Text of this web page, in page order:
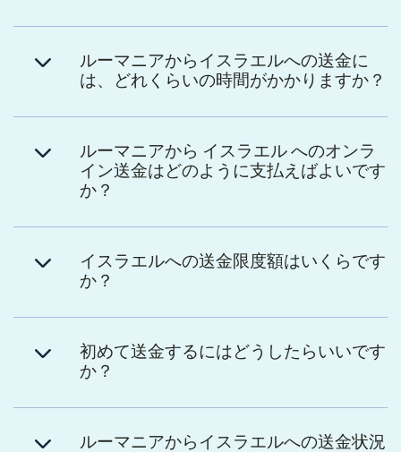
ルーマニアからイスラエルへの送金に
は、どれくらいの時間がかかりますか？
ルーマニアから イスラエル へのオンラ
イン送金はどのように支払えばよいです
か？
イスラエルへの送金限度額はいくらです
か？
初めて送金するにはどうしたらいいです
か？
ルーマニアからイスラエルへの送金状況